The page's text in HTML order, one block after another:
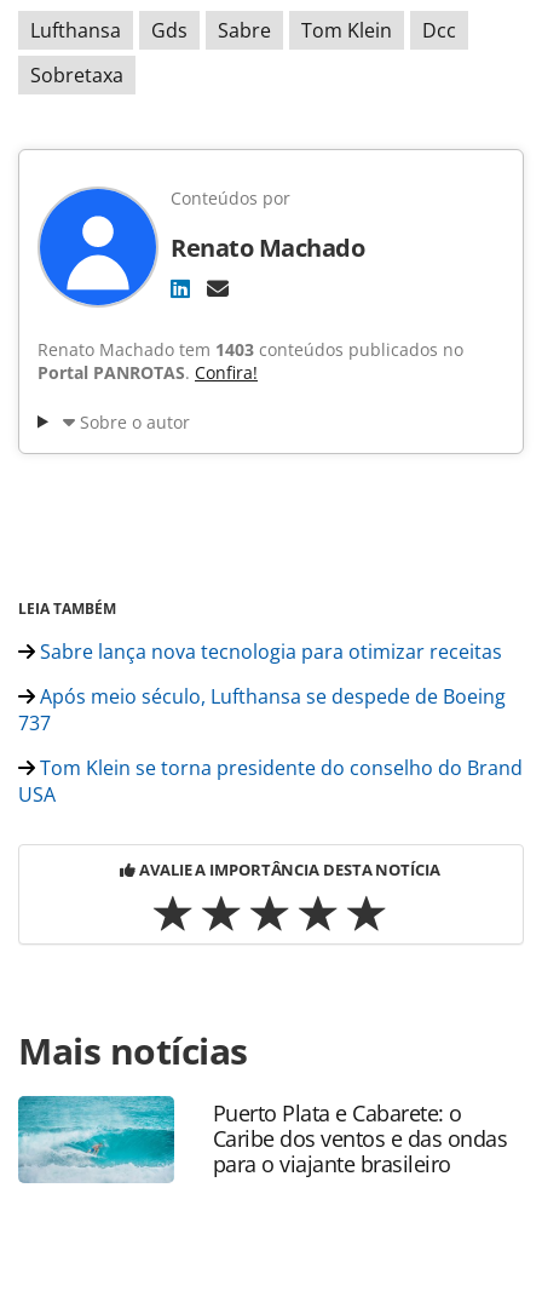
Lufthansa Gds Sabre Tom Klein
Dcc
Sobretaxa
Conteúdos por
Renato Machado
Renato Machado tem 1403 conteúdos publicados no
Portal PANROTAS. Confira!
Sobre o autor
LEIA TAMBÉM
Sabre lança nova tecnologia para otimizar receitas
Após meio século, Lufthansa se despede de Boeing
737
Tom Klein se torna presidente do conselho do Brand
USA
AVALIE A IMPORTÂNCIA DESTA NOTÍCIA
https://www.panrotas.com.br/noticia-
turismo/aviacao/2016/11/sabre-sobretaxa-da-lufthansa-foi-
uma-ma-estrategia_141324.html ou as ferramentas
oferecidas na página. Todo o conteúdo produzido pela
PANROTAS Editora é protegido pela legislação brasileira
sobre direito autoral. Não reproduza o conteúdo sem
Mais notícias
Puerto Plata e Cabarete: o
Caribe dos ventos e das ondas
para o viajante brasileiro